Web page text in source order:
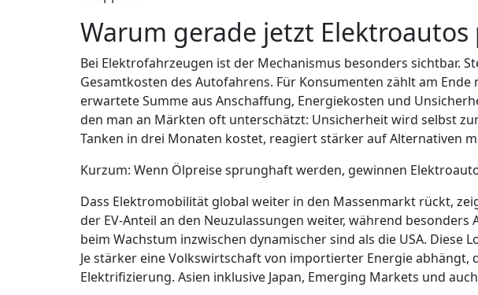
Warum gerade jetzt
Bei Elektrofahrzeugen ist der Mechanismus besonders sichtbar.
Gesamtkosten des Autofahrens. Für Konsumenten zählt am
erwartete Summe aus Anschaffung, Energiekosten und
den man an Märkten oft unterschätzt: Unsicherheit wird selbst
Tanken in drei Monaten kostet, reagiert stärker auf Alternativen
Kurzum: Wenn Ölpreise sprunghaft werden, gewinnen
Dass Elektromobilität global weiter in den Massenmarkt rückt,
der EV-Anteil an den Neuzulassungen weiter, während besonders
beim Wachstum inzwischen dynamischer sind als die USA. Diese
Je stärker eine Volkswirtschaft von importierter Energie
Elektrifizierung. Asien inklusive Japan, Emerging Markets und